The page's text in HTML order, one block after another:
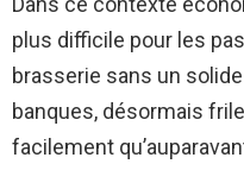
plus difficile pour les
brasserie sans un
banques, désormais
facilement